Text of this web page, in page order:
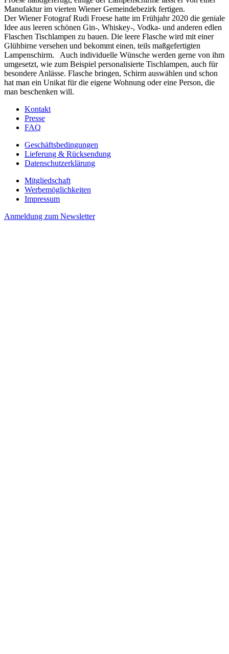
Manufaktur im vierten Wiener Gemeindebezirk fertigen.
Der Wiener Fotograf Rudi Froese hatte im Frühjahr 2020 die geniale
Idee aus leeren schönen Gin-, Whiskey-, Vodka- und anderen edlen
Flaschen Tischlampen zu bauen. Die leere Flasche wird mit einer
Glühbirne versehen und bekommt einen, teils maßgefertigten
Lampenschirm. Auch individuelle Wünsche werden gerne von ihm
umgesetzt, wie zum Beispiel personalisierte Tischlampen, auch für
besondere Anlässe. Flasche bringen, Schirm auswählen und schon
hat man ein Unikat für die eigene Wohnung oder eine Person, die
man beschenken will.
Kontakt
Presse
FAQ
Geschäftsbedingungen
Lieferung & Rücksendung
Datenschutzerklärung
Mitgliedschaft
Werbemöglichkeiten
Impressum
Anmeldung zum Newsletter